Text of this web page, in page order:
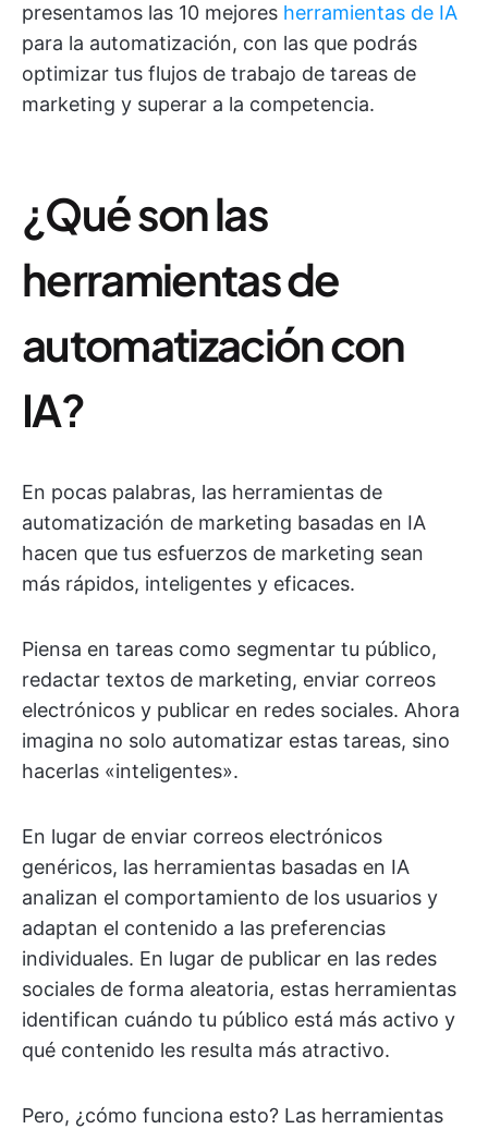
presentamos las 10 mejores herramientas de IA
para la automatización, con las que podrás
optimizar tus flujos de trabajo de tareas de
marketing y superar a la competencia.
¿Qué son las
herramientas de
automatización con
IA?
En pocas palabras, las herramientas de
automatización de marketing basadas en IA
hacen que tus esfuerzos de marketing sean
más rápidos, inteligentes y eficaces.
Piensa en tareas como segmentar tu público,
redactar textos de marketing, enviar correos
electrónicos y publicar en redes sociales. Ahora
imagina no solo automatizar estas tareas, sino
hacerlas «inteligentes».
En lugar de enviar correos electrónicos
genéricos, las herramientas basadas en IA
analizan el comportamiento de los usuarios y
adaptan el contenido a las preferencias
individuales. En lugar de publicar en las redes
sociales de forma aleatoria, estas herramientas
identifican cuándo tu público está más activo y
qué contenido les resulta más atractivo.
Pero, ¿cómo funciona esto? Las herramientas